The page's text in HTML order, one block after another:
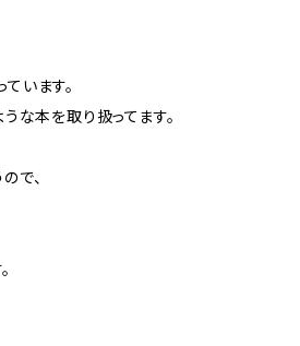
います。
な本を取り扱ってます。
で、